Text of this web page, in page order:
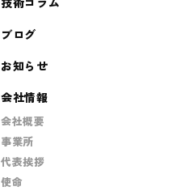
ブログ
お知らせ
会社情報
会社概要
事業所
代表挨拶
使命